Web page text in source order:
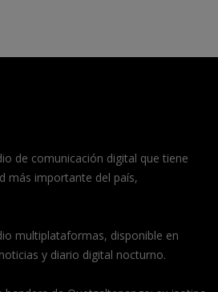
de comunicación digital que tiene
más importante del país,
multiplataformas, disponible en
y diario digital nocturno.